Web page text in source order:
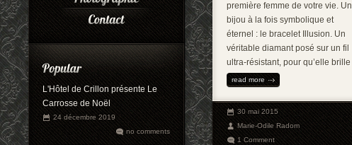
L'Hôtel de Crillon présente Le
Carrosse de Noël
24 décembre 2019
no comments
première femme de votre vie. Un
bijou à la fois symbolique et
éternel : le bracelet Illusion. Un
véritable diamant posé sur un fil
ultra-résistant, pour qu’elle brille
read more
30 mai 2015
Marie-Odile Radom
1 Comment